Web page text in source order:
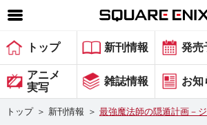
SQUARE ENIX 公式サイトメニュー
ゲーム
マガジン＆ブックス
トップ 新刊情報 発売
アニメ
実写
雑誌情報 お知
トップ ＞ 新刊情報 ＞ 最強魔法師の隠遁計画－